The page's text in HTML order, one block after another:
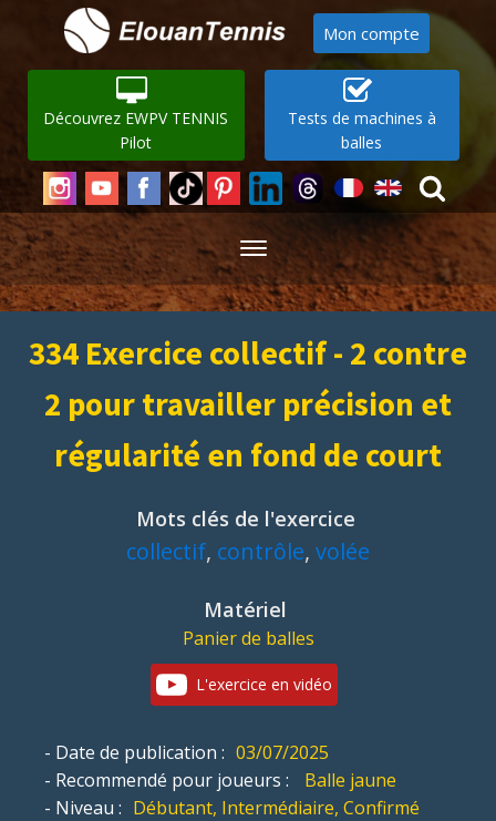
Mon compte
Découvrez EWPV TENNIS
Pilot
Tests de machines à
balles
334 Exercice collectif - 2 contre
2 pour travailler précision et
régularité en fond de court
Mots clés de l'exercice
collectif, contrôle, volée
Matériel
Panier de balles
L'exercice en vidéo
- Date de publication : 03/07/2025
- Recommendé pour joueurs :
Balle jaune
- Niveau : Débutant, Intermédiaire, Confirmé